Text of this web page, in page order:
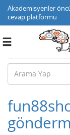
Akademisyenler
cevap platformu
Toggle